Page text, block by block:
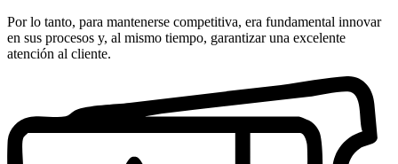
Por lo tanto, para mantenerse competitiva, era fundamental innovar
en sus procesos y, al mismo tiempo, garantizar una excelente
atención al cliente.